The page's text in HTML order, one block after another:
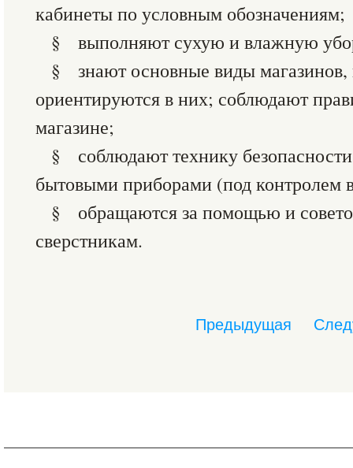
кабинеты по условным обозначениям;
§ выполняют сухую и влажную
§ знают основные виды магазинов,
ориентируются в них; соблюдают
магазине;
§ соблюдают технику
бытовыми приборами (под контролем
§ обращаются за помощью и
сверстникам.
Предыдущая